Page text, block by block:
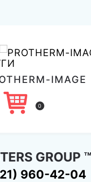
0
GROUP ™
960-42-04